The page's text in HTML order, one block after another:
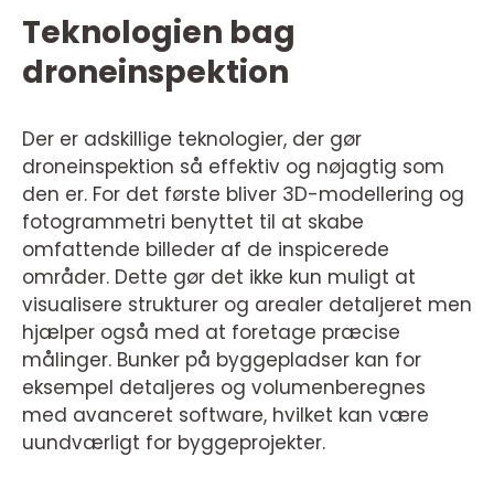
Teknologien bag
droneinspektion
Der er adskillige teknologier, der gør
droneinspektion så effektiv og nøjagtig som
den er. For det første bliver 3D-modellering og
fotogrammetri benyttet til at skabe
omfattende billeder af de inspicerede
områder. Dette gør det ikke kun muligt at
visualisere strukturer og arealer detaljeret men
hjælper også med at foretage præcise
målinger. Bunker på byggepladser kan for
eksempel detaljeres og volumenberegnes
med avanceret software, hvilket kan være
uundværligt for byggeprojekter.